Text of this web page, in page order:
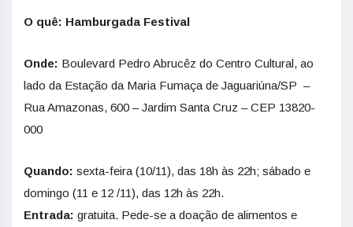
O quê: Hamburgada Festival
Onde: Boulevard Pedro Abrucêz do Centro Cultural, ao
lado da Estação da Maria Fumaça de Jaguariúna/SP –
Rua Amazonas, 600 – Jardim Santa Cruz – CEP 13820-
000
Quando: sexta-feira (10/11), das 18h às 22h; sábado e
domingo (11 e 12 /11), das 12h às 22h.
Entrada: gratuita. Pede-se a doação de alimentos e